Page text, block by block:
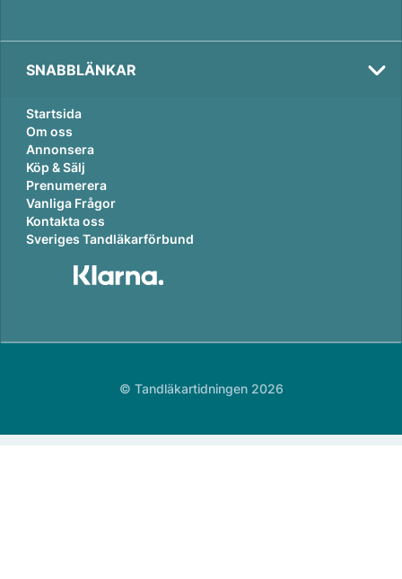
SNABBLÄNKAR
Startsida
Om oss
Annonsera
Köp & Sälj
Prenumerera
Vanliga Frågor
Kontakta oss
Sveriges Tandläkarförbund
© Tandläkartidningen 2026